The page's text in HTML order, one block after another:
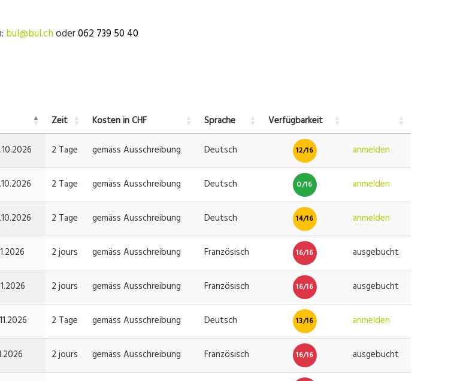
bul@bul.choder062 739 50 40
Zeit Kosten in CHF Sprache Verfügbarkeit
2 Tage gemäss Ausschreibung Deutsch 12/16 anmelden
2 Tage gemäss Ausschreibung Deutsch 0/16 anmelden
2 Tage gemäss Ausschreibung Deutsch 14/16 anmelden
2 jours gemäss Ausschreibung Französisch 16/16 ausgebucht
2 jours gemäss Ausschreibung Französisch 16/16 ausgebucht
2 Tage gemäss Ausschreibung Deutsch 13/16 anmelden
2 jours gemäss Ausschreibung Französisch 16/16 ausgebucht